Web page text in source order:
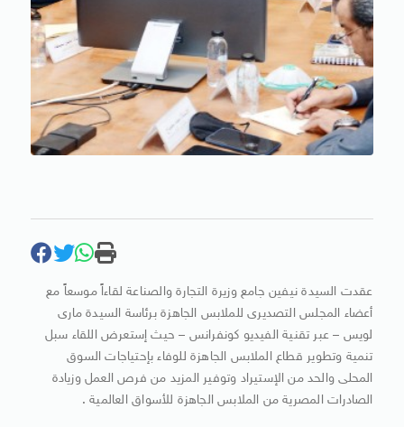
عقدت السيدة نيفين جامع وزيرة التجارة والصناعة لقاءاً موسعاً مع
أعضاء المجلس التصديرى للملابس الجاهزة برئاسة السيدة مارى
لويس – عبر تقنية الفيديو كونفرانس – حيث إستعرض اللقاء سبل
تنمية وتطوير قطاع الملابس الجاهزة للوفاء بإحتياجات السوق
المحلى والحد من الإستيراد وتوفير المزيد من فرص العمل وزيادة
الصادرات المصرية من الملابس الجاهزة للأسواق العالمية .